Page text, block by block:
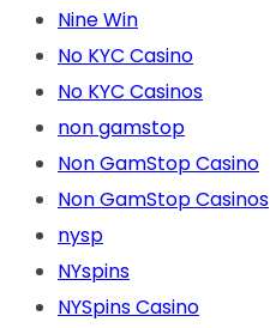
Nine Win
No KYC Casino
No KYC Casinos
non gamstop
Non GamStop Casino
Non GamStop Casinos
nysp
NYspins
NYSpins Casino